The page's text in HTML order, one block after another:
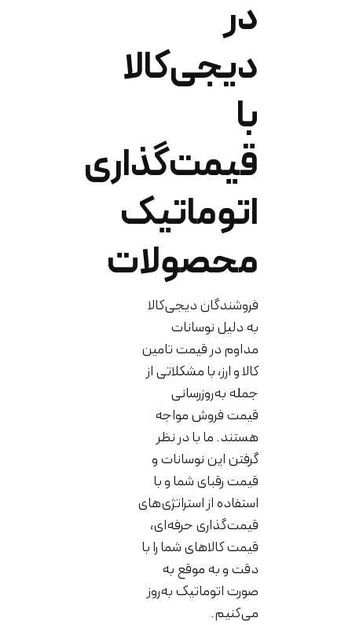
دیجی‌کالا
قیمت‌گذاری
اتوماتیک
محصولات
فروشندگان دیجی‌کالا
به دلیل نوسانات
مداوم در قیمت تامین
کالا و ارز، با مشکلاتی از
جمله به‌روزرسانی
قیمت فروش مواجه
هستند. ما با در نظر
گرفتن این نوسانات و
قیمت رقبای شما و با
استفاده از استراتژی‌های
قیمت‌گذاری حرفه‌ای،
قیمت کالا‌های شما را با
دقت و به‌ موقع به
صورت اتوماتیک به‌روز
می‌کنیم.